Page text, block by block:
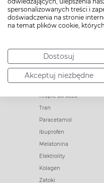
spersonalizowanych treści i
doświadczenia na stronie
na temat plików cookie,
Dostosuj
Akceptuj niezbędne
Popularne zapytania
Witamina D
Witamina C
Krople do oczu
Tran
Paracetamol
Ibuprofen
Melatonina
Elektrolity
Kolagen
Zatoki